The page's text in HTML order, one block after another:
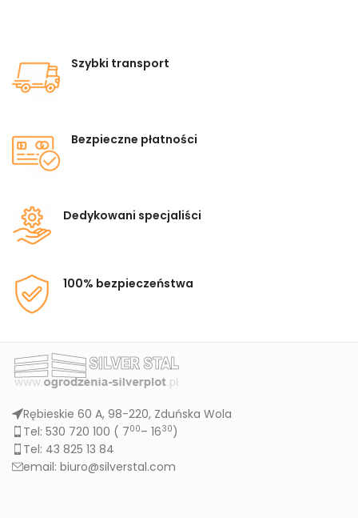
Szybki transport
Bezpieczne płatności
Dedykowani specjaliści
100% bezpieczeństwa
Rębieskie 60 A, 98-220, Zduńska Wola
Tel: 530 720 100 ( 700– 1630)
Tel: 43 825 13 84
email: biuro@silverstal.com